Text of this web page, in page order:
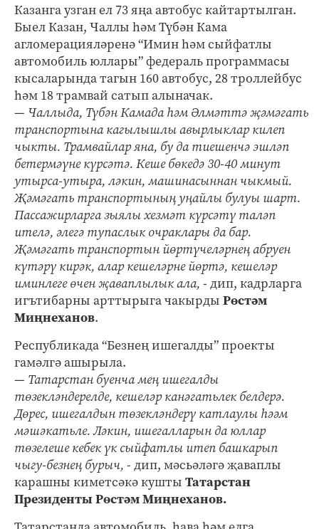
Казанга узган ел 73 яңа автобус кайтартылган.
Быел Казан, Чаллы һәм Түбән Кама
агломерацияләренә “Имин һәм сыйфатлы
автомобиль юллары” федераль программасы
кысаларында тагын 160 автобус, 28 троллейбус
һәм 18 трамвай сатып алыначак.
— Чаллыда, Түбән Камада һәм Әлмәттә җәмәгать
транспортына кагылышлы авырлыклар килеп
чыкты. Трамвайлар яна, бу да тиешенчә эшләп
бетермәүне күрсәтә. Кеше бөкедә 30-40 минут
утырса-утыра, ләкин, машинасыннан чыкмый.
Җәмәгать транспортының уңайлы булуы шарт.
Пассажирларга зыялы хезмәт күрсәтү таләп
ителә, әлегә тупаслык очраклары да бар.
Җәмәгать транспортын йөртүчеләрнең абруен
күтәрү кирәк, алар кешеләрне йөртә, кешеләр
иминлеге өчен җаваплылык ала, - дип, кадрларга
игътибарны арттырыга чакырды Рөстәм
Миңнеханов.
Республикада “Безнең ишегалды” проекты
гамәлгә ашырыла.
— Татарстан буенча мең ишегалды
төзекләндерелде, кешеләр канәгатьлек белдерә.
Дөрес, ишегалдын төзекләндерү катлаулы һәәм
мәшәкатьле. Ләкин, ишегалларын да юллар
төзелеше кебек үк сыйфатлы итеп башкарып
чыгу-безнең бурыч, - дип, мәсьәләгә җаваплы
карашны киметсәкә кушты Татарстан
Президенты Рөстәм Миңнеханов.